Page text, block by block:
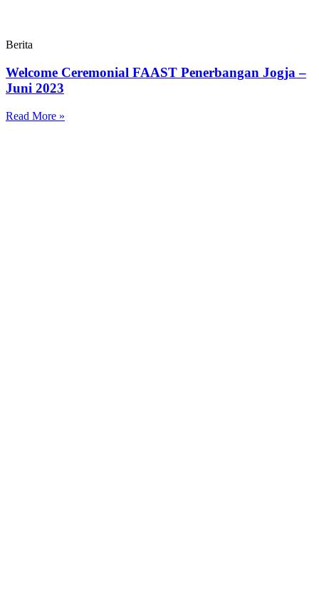
Berita
Welcome Ceremonial FAAST Penerbangan Jogja –
Juni 2023
Read More »